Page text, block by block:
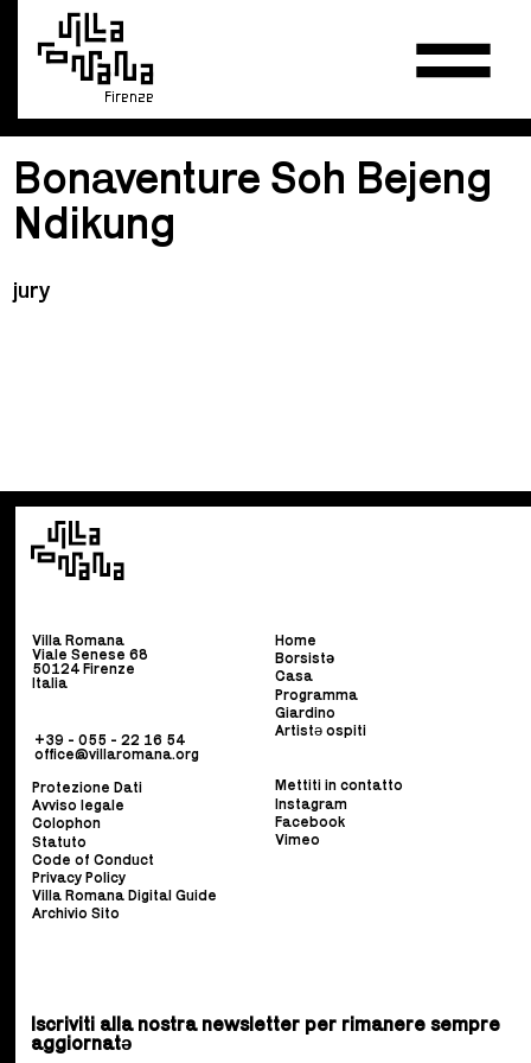
Firenze
Bonaventure Soh Bejeng
Ndikung
jury
Villa Romana
Viale Senese 68
50124 Firenze
Italia
+39 - 055 - 22 16 54
office@villaromana.org
Home
Borsistə
Casa
Programma
Giardino
Artistə ospiti
Protezione Dati
Avviso legale
Colophon
Statuto
Code of Conduct
Privacy Policy
Villa Romana Digital Guide
Archivio Sito
Mettiti in contatto
Instagram
Facebook
Vimeo
Iscriviti alla nostra newsletter per rimanere sempre
aggiornatə